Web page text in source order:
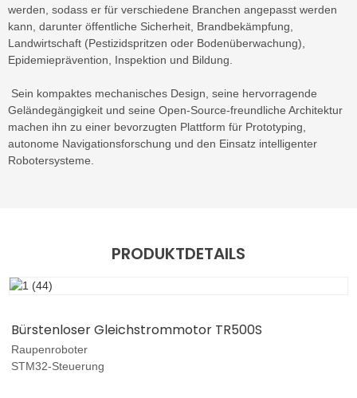
werden, sodass er für verschiedene Branchen angepasst werden
kann, darunter öffentliche Sicherheit, Brandbekämpfung,
Landwirtschaft (Pestizidspritzen oder Bodenüberwachung),
Epidemieprävention, Inspektion und Bildung.
Sein kompaktes mechanisches Design, seine hervorragende
Geländegängigkeit und seine Open-Source-freundliche Architektur
machen ihn zu einer bevorzugten Plattform für Prototyping,
autonome Navigationsforschung und den Einsatz intelligenter
Robotersysteme.
PRODUKTDETAILS
Bürstenloser Gleichstrommotor TR500S
Raupenroboter
STM32-Steuerung